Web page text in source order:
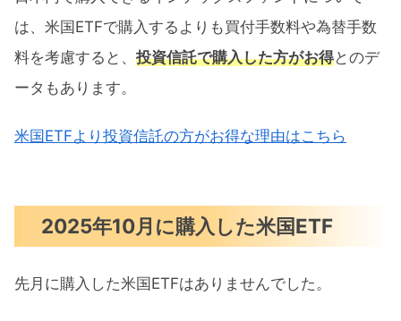
は、米国ETFで購入するよりも買付手数料や為替手数
料を考慮すると、 投資信託で購入した方がお得とのデ
ータもあります。
米国ETFより投資信託の方がお得な理由はこちら
2025年10月に購入した米国ETF
先月に購入した米国ETFはありませんでした。